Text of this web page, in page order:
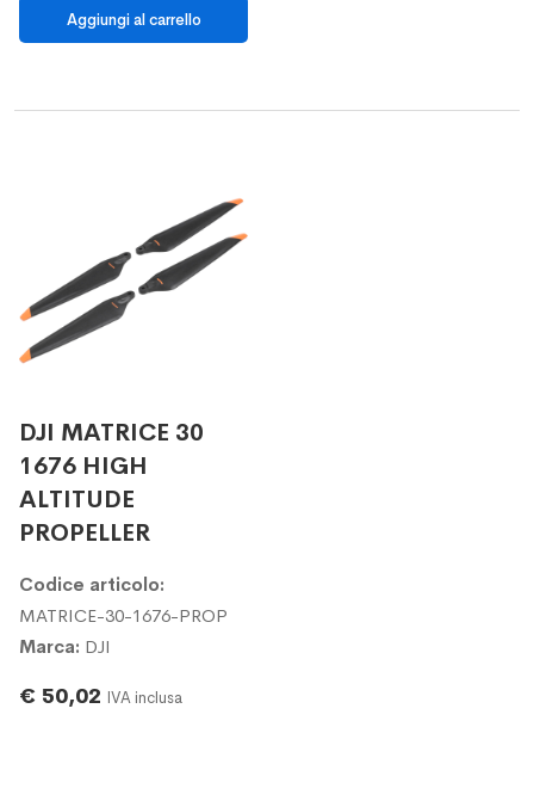
DJI MATRICE 30
1676 HIGH
ALTITUDE
PROPELLER
Codice articolo:
MATRICE-30-1676-PROP
Marca: DJI
€ 50,02 IVA inclusa